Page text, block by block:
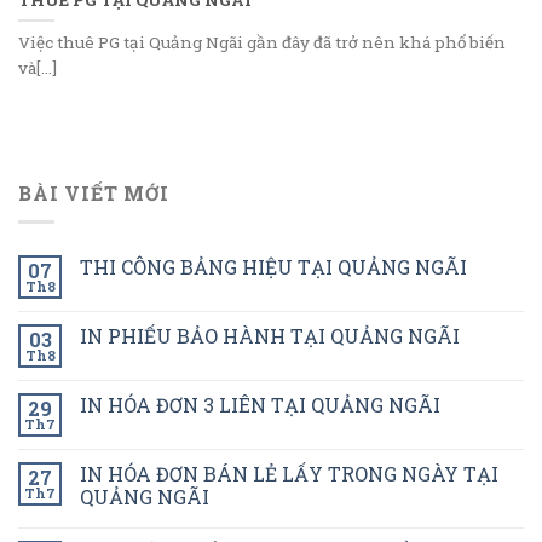
Việc thuê PG tại Quảng Ngãi gần đây đã trở nên khá phổ biến
và[...]
BÀI VIẾT MỚI
07
Th8
THI CÔNG BẢNG HIỆU TẠI QUẢNG NGÃI
03
Th8
IN PHIẾU BẢO HÀNH TẠI QUẢNG NGÃI
29
Th7
IN HÓA ĐƠN 3 LIÊN TẠI QUẢNG NGÃI
27
Th7
IN HÓA ĐƠN BÁN LẺ LẤY TRONG NGÀY TẠI
QUẢNG NGÃI